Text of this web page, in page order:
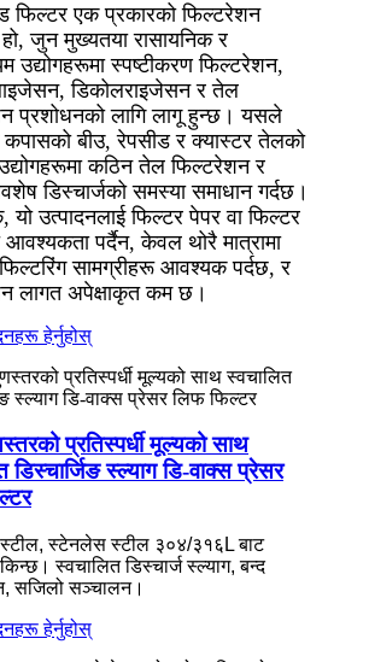
फिल्टर एक प्रकारको फिल्टरेशन
जुन मुख्यतया रासायनिक र
उद्योगहरूमा स्पष्टीकरण फिल्टरेशन,
डिकोलराइजेसन र तेल
प्रशोधनको लागि लागू हुन्छ। यसले
बीउ, रेपसीड र क्यास्टर तेलको
कठिन तेल फिल्टरेशन र
डिस्चार्जको समस्या समाधान गर्दछ।
यो उत्पादनलाई फिल्टर पेपर वा फिल्टर
पर्दैन, केवल थोरै मात्रामा
सामग्रीहरू आवश्यक पर्दछ, र
लागत अपेक्षाकृत कम छ।
हेर्नुहोस्
प्रतिस्पर्धी मूल्यको साथ
डिस्चार्जिङ स्ल्याग डि-वाक्स प्रेसर
स्टील, स्टेनलेस स्टील ३०४/३१६L बाट
स्वचालित डिस्चार्ज स्ल्याग, बन्द
सजिलो सञ्चालन।
हेर्नुहोस्